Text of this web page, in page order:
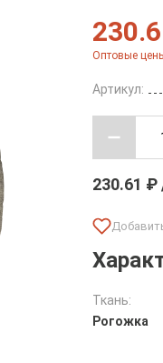
Оптовые
Артикул:
230.61
Ткань:
Рогожка